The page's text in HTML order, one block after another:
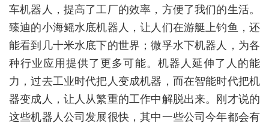
车机器人，提高了工厂的效率，方便了我们的生活。
臻迪的小海鳐水底机器人，让人们在游艇上钓鱼，还
能看到几十米水底下的世界；微孚水下机器人，为各
种行业应用提供了更多可能。机器人延伸了人的能
力，过去工业时代把人变成机器，而在智能时代把机
器变成人，让人从繁重的工作中解脱出来。刚才说的
这些机器人公司发展很快，其中一些公司今年都会有